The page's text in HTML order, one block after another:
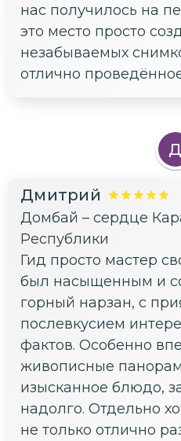
нас получилось на
это место просто
незабываемых
отлично
Д
Дмитрий
Домбай – сердце
Республики
Гид просто мастер
был насыщенным и
горный нарзан, с
послевкусием
фактов. Особенно
живописные
изысканное блюдо,
надолго. Отдельно
не только отлично